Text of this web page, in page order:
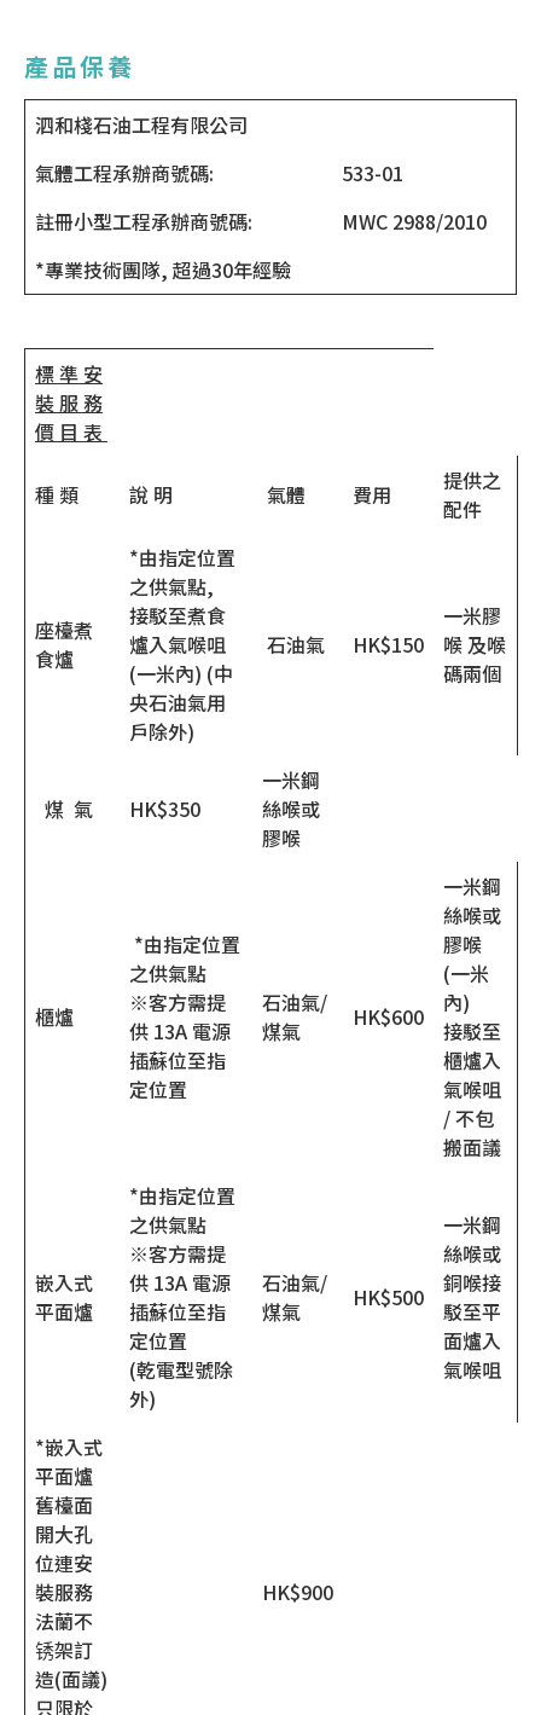
產品保養
泗和棧石油工程有限公司
氣體工程承辦商號碼:
533-01
註冊小型工程承辦商號碼:
MWC 2988/2010
*專業技術團隊, 超過30年經驗
標 準 安
裝 服 務
價 目 表
種 類 說 明 氣體 費用
提供之
配件
座檯煮
食爐
*由指定位置
之供氣點,
接駁至煮食
爐入氣喉咀
(一米內) (中
央石油氣用
戶除外)
石油氣 HK$150
一米膠
喉 及喉
碼兩個
煤 氣 HK$350
一米鋼
絲喉或
膠喉
櫃爐
*由指定位置
之供氣點
※客方需提
供 13A 電源
插蘇位至指
定位置
石油氣/
煤氣
HK$600
一米鋼
絲喉或
膠喉
(一米
內)
接駁至
櫃爐入
氣喉咀
/ 不包
搬面議
嵌入式
平面爐
*由指定位置
之供氣點
※客方需提
供 13A 電源
插蘇位至指
定位置
(乾電型號除
外)
石油氣/
煤氣
HK$500
一米鋼
絲喉或
銅喉接
駁至平
面爐入
氣喉咀
*嵌入式
平面爐
舊檯面
開大孔
位連安
裝服務
法蘭不
锈架訂
造(面議)
只限於
HK$900